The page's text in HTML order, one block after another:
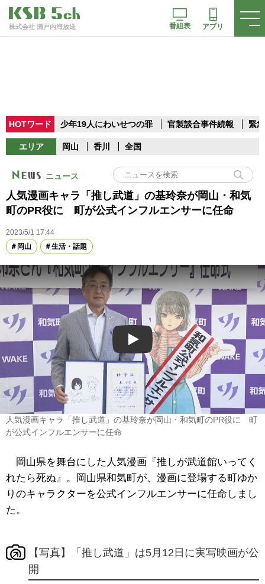
株式会社 瀬戸内海放送 番組表 アプリ
HOTワード 少年19人にわいせつの罪 官製談合事件続報 緊
エリア 岡山 香川 全国
ニュース
人気漫画キャラ「推し武道」の基玲奈が岡山・和気
町のPR役に 町が公式インフルエンサーに任命
2023/5/1 17:44
岡山
生活・話題
Play
人気漫画キャラ「推し武道」の基玲奈が岡山・和気町のPR役に 町
が公式インフルエンサーに任命
岡山県を舞台にした人気漫画『推しが武道館いってく
れたら死ぬ』。岡山県和気町が、漫画に登場する町ゆか
りのキャラクターを公式インフルエンサーに任命しまし
た。
【写真】「推し武道」は5月12日に実写映画が公
開